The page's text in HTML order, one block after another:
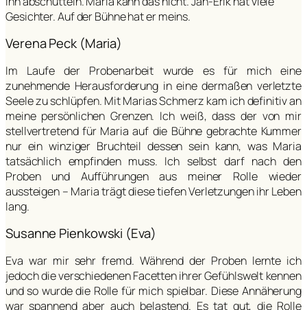
Gesichter. Auf der Bühne hat er meins.
Verena Peck (Maria)
Im Laufe der Probenarbeit wurde es für mich eine
zunehmende Herausforderung in eine dermaßen verletzte
Seele zu schlüpfen. Mit Marias Schmerz kam ich definitiv an
meine persönlichen Grenzen. Ich weiß, dass der von mir
stellvertretend für Maria auf die Bühne gebrachte Kummer
nur ein winziger Bruchteil dessen sein kann, was Maria
tatsächlich empfinden muss. Ich selbst darf nach den
Proben und Aufführungen aus meiner Rolle wieder
aussteigen – Maria trägt diese tiefen Verletzungen ihr Leben
lang.
Susanne Pienkowski (Eva)
Eva war mir sehr fremd. Während der Proben lernte ich
jedoch die verschiedenen Facetten ihrer Gefühlswelt kennen
und so wurde die Rolle für mich spielbar. Diese Annäherung
war spannend aber auch belastend. Es tat gut, die Rolle